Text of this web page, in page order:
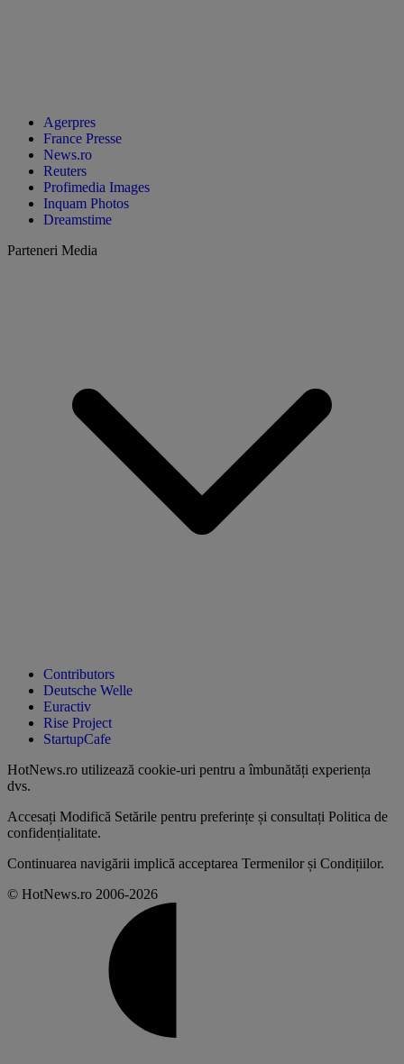
Agerpres
France Presse
News.ro
Reuters
Profimedia Images
Inquam Photos
Dreamstime
Parteneri Media
Contributors
Deutsche Welle
Euractiv
Rise Project
StartupCafe
HotNews.ro utilizează cookie-uri pentru a îmbunătăți experiența
dvs.
Accesați Modifică Setările pentru preferințe și consultați Politica de
confidențialitate.
Continuarea navigării implică acceptarea Termenilor și Condițiilor.
© HotNews.ro 2006-2026